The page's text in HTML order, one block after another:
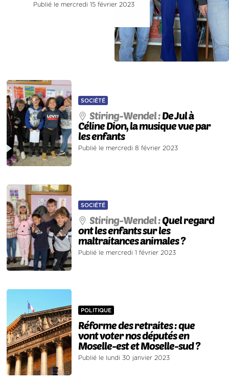
Publié le mercredi 15 février 2023
SOCIÉTÉ
Stiring-Wendel :De Jul à
Céline Dion, la musique vue par
les enfants
Publié le mercredi 8 février 2023
SOCIÉTÉ
Stiring-Wendel :Quel regard
ont les enfants sur les
maltraitances animales ?
Publié le mercredi 1 février 2023
POLITIQUE
Réforme des retraites : que
vont voter nos députés en
Moselle-est et Moselle-sud ?
Publié le lundi 30 janvier 2023